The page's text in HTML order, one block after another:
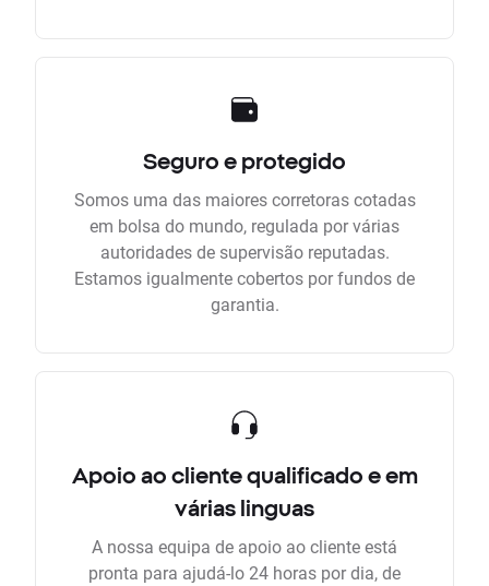
Seguro e protegido
Somos uma das maiores corretoras cotadas
em bolsa do mundo, regulada por várias
autoridades de supervisão reputadas.
Estamos igualmente cobertos por fundos de
garantia.
Apoio ao cliente qualificado e em
várias linguas
A nossa equipa de apoio ao cliente está
pronta para ajudá-lo 24 horas por dia, de